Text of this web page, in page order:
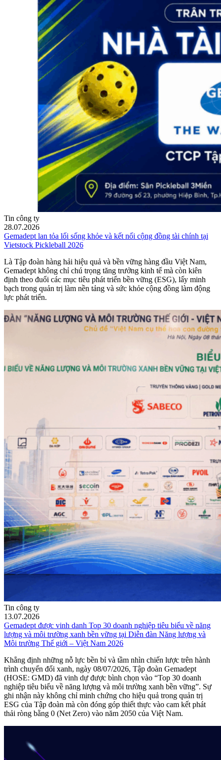
Tin công ty
28.07.2026
Gemadept lan tỏa lối sống khỏe và kết nối cộng đồng tài chính tại
Vietstock Pickleball 2026
Là Tập đoàn hàng hải hiệu quả và bền vững hàng đầu Việt Nam,
Gemadept không chỉ chú trọng tăng trưởng kinh tế mà còn kiên
định theo đuổi các mục tiêu phát triển bền vững (ESG), lấy minh
bạch trong quản trị làm nền tảng và sức khỏe cộng đồng làm động
lực phát triển.
Tin công ty
13.07.2026
Gemadept được vinh danh Top 30 doanh nghiệp tiêu biểu về năng
lượng và môi trường xanh bền vững tại Diễn đàn Năng lượng và
Môi trường Thế giới – Việt Nam 2026
Khẳng định những nỗ lực bền bỉ và tầm nhìn chiến lược trên hành
trình chuyển đổi xanh, ngày 08/07/2026, Tập đoàn Gemadept
(HOSE: GMD) đã vinh dự được bình chọn vào “Top 30 doanh
nghiệp tiêu biểu về năng lượng và môi trường xanh bền vững”. Sự
ghi nhận này không chỉ minh chứng cho hiệu quả trong quản trị
ESG của Tập đoàn mà còn đóng góp thiết thực vào cam kết phát
thải ròng bằng 0 (Net Zero) vào năm 2050 của Việt Nam.